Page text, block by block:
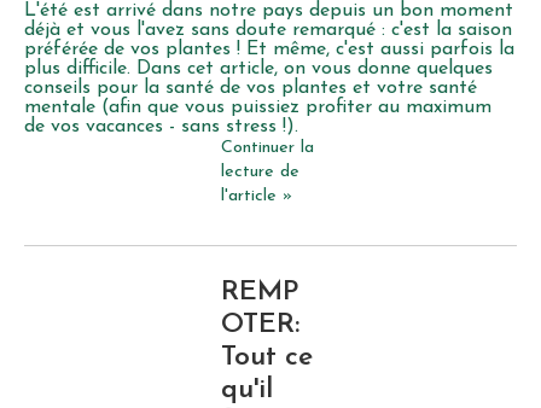
L'été est arrivé dans notre pays depuis un bon moment
déjà et vous l'avez sans doute remarqué : c'est la saison
préférée de vos plantes ! Et même, c'est aussi parfois la
plus difficile. Dans cet article, on vous donne quelques
conseils pour la santé de vos plantes et votre santé
mentale (afin que vous puissiez profiter au maximum
de vos vacances - sans stress !).
Continuer la
lecture de
l'article »
REMP
OTER:
Tout ce
qu'il